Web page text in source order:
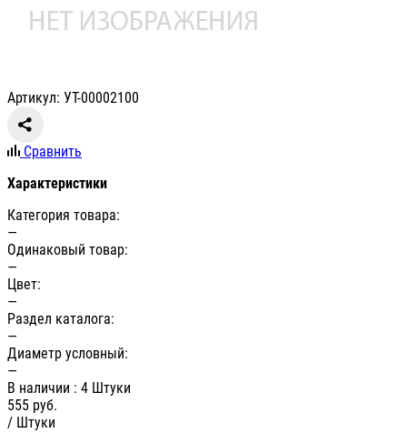
Артикул: УТ-00002100
Сравнить
Характеристики
Категория товара:
—
Одинаковый товар:
—
Цвет:
—
Раздел каталога:
—
Диаметр условный:
—
В наличии : 4 Штуки
555 руб.
/ Штуки